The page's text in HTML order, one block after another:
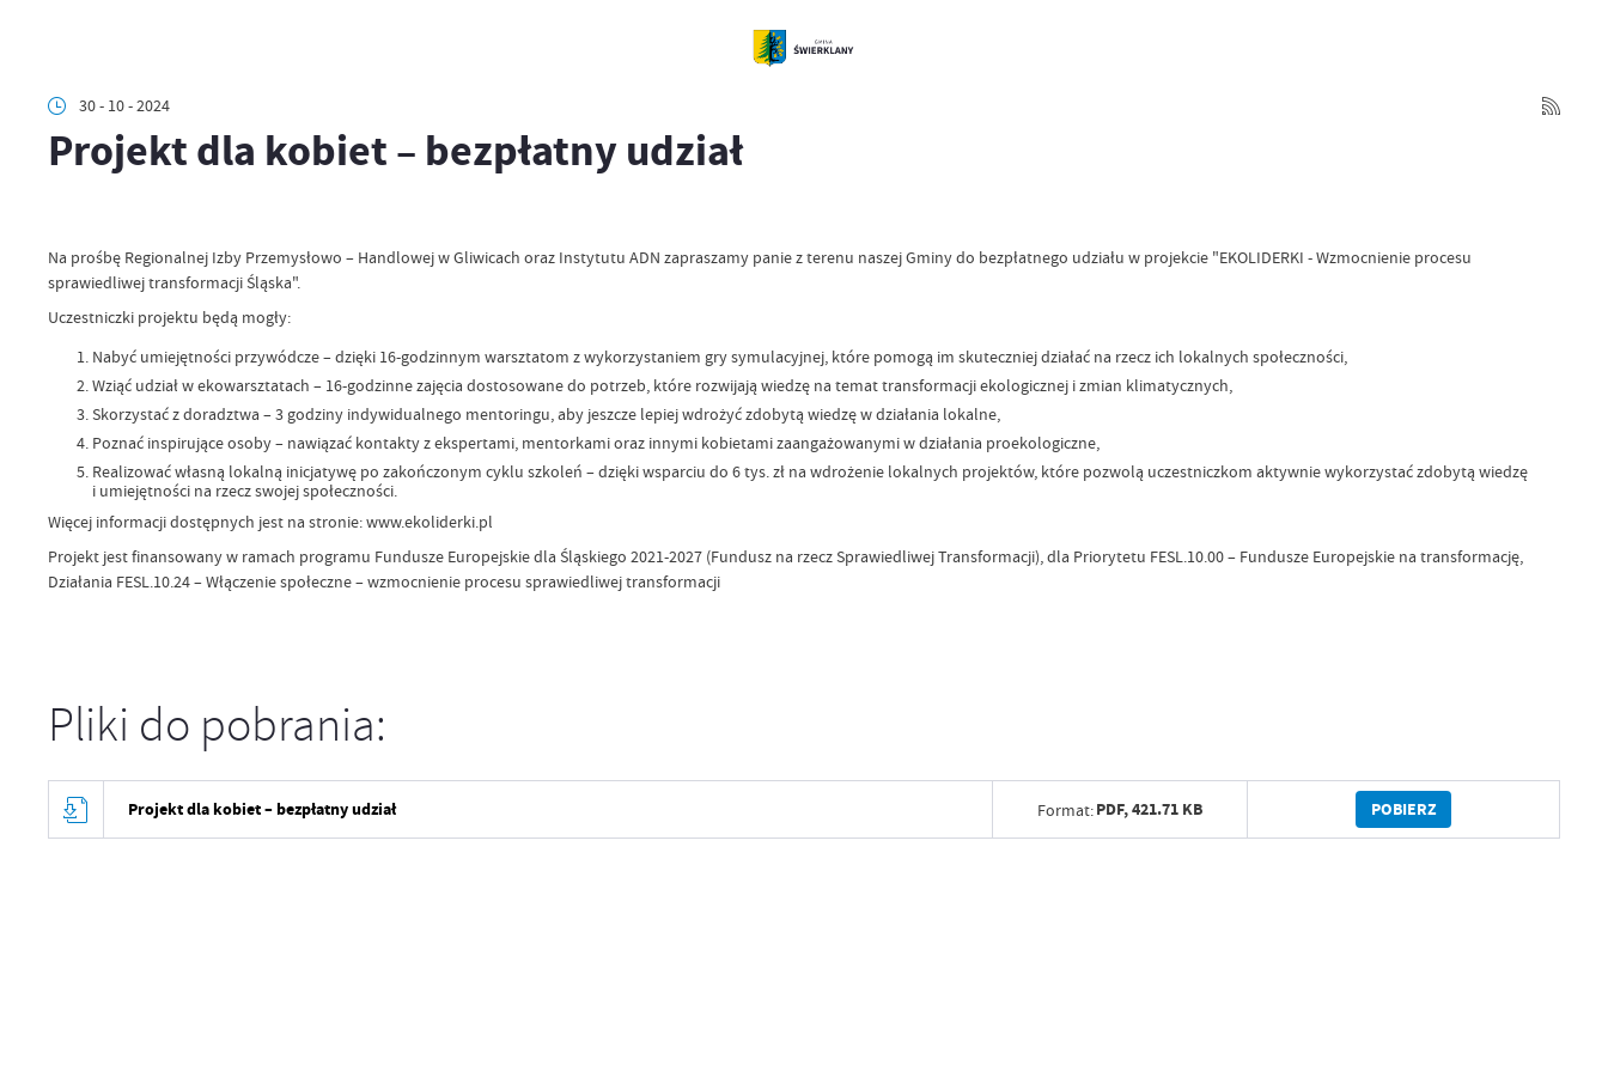
30 - 10 - 2024
Projekt dla kobiet – bezpłatny udział
Na prośbę Regionalnej Izby Przemysłowo – Handlowej w Gliwicach oraz Instytutu ADN zapraszamy panie z terenu naszej Gminy do bezpłatnego udziału w projekcie "EKOLIDERKI - Wzmocnienie procesu
sprawiedliwej transformacji Śląska".
Uczestniczki projektu będą mogły:
Nabyć umiejętności przywódcze – dzięki 16-godzinnym warsztatom z wykorzystaniem gry symulacyjnej, które pomogą im skuteczniej działać na rzecz ich lokalnych społeczności,
Wziąć udział w ekowarsztatach – 16-godzinne zajęcia dostosowane do potrzeb, które rozwijają wiedzę na temat transformacji ekologicznej i zmian klimatycznych,
Skorzystać z doradztwa – 3 godziny indywidualnego mentoringu, aby jeszcze lepiej wdrożyć zdobytą wiedzę w działania lokalne,
Poznać inspirujące osoby – nawiązać kontakty z ekspertami, mentorkami oraz innymi kobietami zaangażowanymi w działania proekologiczne,
Realizować własną lokalną inicjatywę po zakończonym cyklu szkoleń – dzięki wsparciu do 6 tys. zł na wdrożenie lokalnych projektów, które pozwolą uczestniczkom aktywnie wykorzystać zdobytą wiedzę
i umiejętności na rzecz swojej społeczności.
Więcej informacji dostępnych jest na stronie: www.ekoliderki.pl
Projekt jest finansowany w ramach programu Fundusze Europejskie dla Śląskiego 2021-2027 (Fundusz na rzecz Sprawiedliwej Transformacji), dla Priorytetu FESL.10.00 – Fundusze Europejskie na transformację,
Działania FESL.10.24 – Włączenie społeczne – wzmocnienie procesu sprawiedliwej transformacji
Pliki do pobrania:
Projekt dla kobiet – bezpłatny udział Format:PDF,421.71 KB POBIERZ